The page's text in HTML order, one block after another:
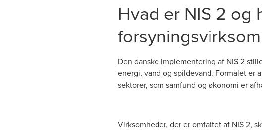
Hvad er NIS 2 og
Den danske implementering af NIS 2
energi, vand og spildevand. Formålet er
sektorer, som samfund og økonomi er
Virksomheder, der er omfattet af NIS 2,